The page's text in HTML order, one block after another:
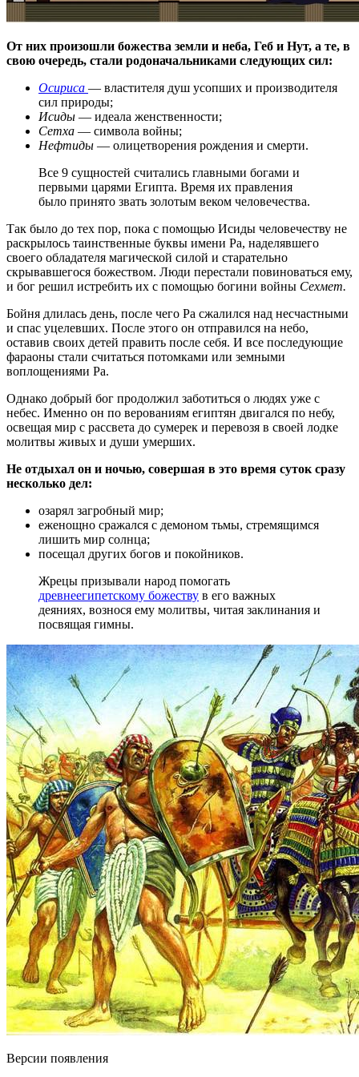
От них произошли божества земли и неба, Геб и Нут, а те, в
свою очередь, стали родоначальниками следующих сил:
Осириса — властителя душ усопших и производителя
сил природы;
Исиды — идеала женственности;
Сетха — символа войны;
Нефтиды — олицетворения рождения и смерти.
Все 9 сущностей считались главными богами и
первыми царями Египта. Время их правления
было принято звать золотым веком человечества.
Так было до тех пор, пока с помощью Исиды человечеству не
раскрылось таинственные буквы имени Ра, наделявшего
своего обладателя магической силой и старательно
скрывавшегося божеством. Люди перестали повиноваться ему,
и бог решил истребить их с помощью богини войны Сехмет.
Бойня длилась день, после чего Ра сжалился над несчастными
и спас уцелевших. После этого он отправился на небо,
оставив своих детей править после себя. И все последующие
фараоны стали считаться потомками или земными
воплощениями Ра.
Однако добрый бог продолжил заботиться о людях уже с
небес. Именно он по верованиям египтян двигался по небу,
освещая мир с рассвета до сумерек и перевозя в своей лодке
молитвы живых и души умерших.
Не отдыхал он и ночью, совершая в это время суток сразу
несколько дел:
озарял загробный мир;
еженощно сражался с демоном тьмы, стремящимся
лишить мир солнца;
посещал других богов и покойников.
Жрецы призывали народ помогать
древнеегипетскому божеству в его важных
деяниях, вознося ему молитвы, читая заклинания и
посвящая гимны.
Версии появления